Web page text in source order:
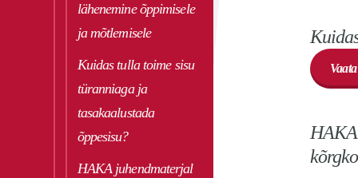
lähenemine õppimisele
ja mõtlemisele
Kuidas tulla toime sisu
türanniaga ja
tasakaalustada
õppesisu?
HAKA juhendmaterjal
HAKA